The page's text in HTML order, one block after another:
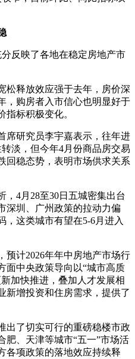
反映了各地在稳定房地产市
释放效应强于去年，房价深
，购房者入市信心也明显好于
指标积极变化。
研究员李宇嘉表示，往年进
淡，但今年4月份商品房交易
回稳态势，表明市场供求关系
4月28至30日五城密集出台
深圳、广州政策的拉动力偏
，这类城市有望在5-6月进入
计2026年年中房地产市场行
面中央政策导向以“城市高质
加快推进，叠加人才发展相
新增投资和住房需求，提供了
了切实可行的重磅稳楼市政
肥、天津等城市“五一”市场活
各项政策的落地效应持续释